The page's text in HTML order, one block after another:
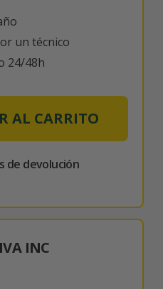
un técnico
24/48h
AL CARRITO
de devolución
INC